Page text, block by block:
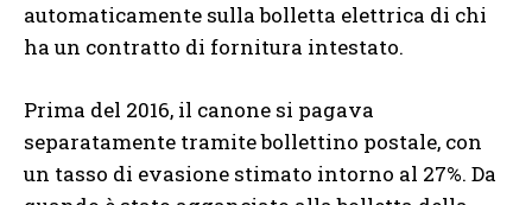
automaticamente sulla bolletta elettrica di chi
ha un contratto di fornitura intestato.
Prima del 2016, il canone si pagava
separatamente tramite bollettino postale, con
un tasso di evasione stimato intorno al 27%. Da